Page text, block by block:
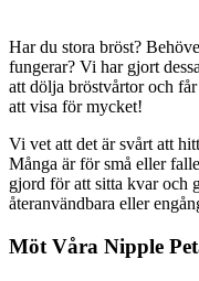
Har du stora bröst?
fungerar? Vi har gjort
att dölja bröstvårtor och
att visa för mycket!
Vi vet att det är svårt att
Många är för små eller
gjord för att sitta kvar och
återanvändbara eller
Möt Våra Nipple